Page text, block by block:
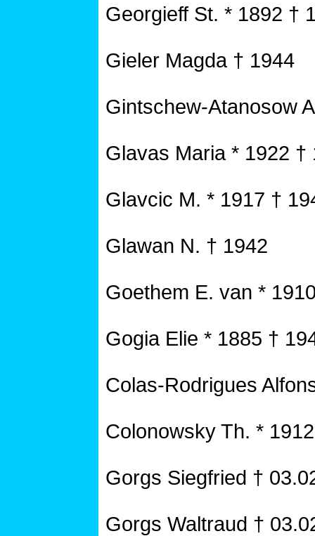
Georgieff St. * 1892 †
Gieler Magda † 1944
Gintschew-Atanosow
Glavas Maria * 1922 †
Glavcic M. * 1917 †
Glawan N. † 1942
Goethem E. van *
Gogia Elie * 1885 †
Colas-Rodrigues
Colonowsky Th. *
Gorgs Siegfried †
Gorgs Waltraud †